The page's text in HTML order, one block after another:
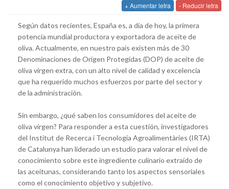
+ Aumentar letra - Reducir letra
Según datos recientes, España es, a día de hoy, la primera
potencia mundial productora y exportadora de aceite de
oliva. Actualmente, en nuestro país existen más de 30
Denominaciones de Origen Protegidas (DOP) de aceite de
oliva virgen extra, con un alto nivel de calidad y excelencia
que ha requerido muchos esfuerzos por parte del sector y
de la administración.
Sin embargo, ¿qué saben los consumidores del aceite de
oliva virgen? Para responder a esta cuestión, investigadores
del Institut de Recerca i Tecnologia Agroalimentàries (IRTA)
de Catalunya han liderado un estudio para valorar el nivel de
conocimiento sobre este ingrediente culinario extraído de
las aceitunas, considerando tanto los aspectos sensoriales
como el conocimiento objetivo y subjetivo.